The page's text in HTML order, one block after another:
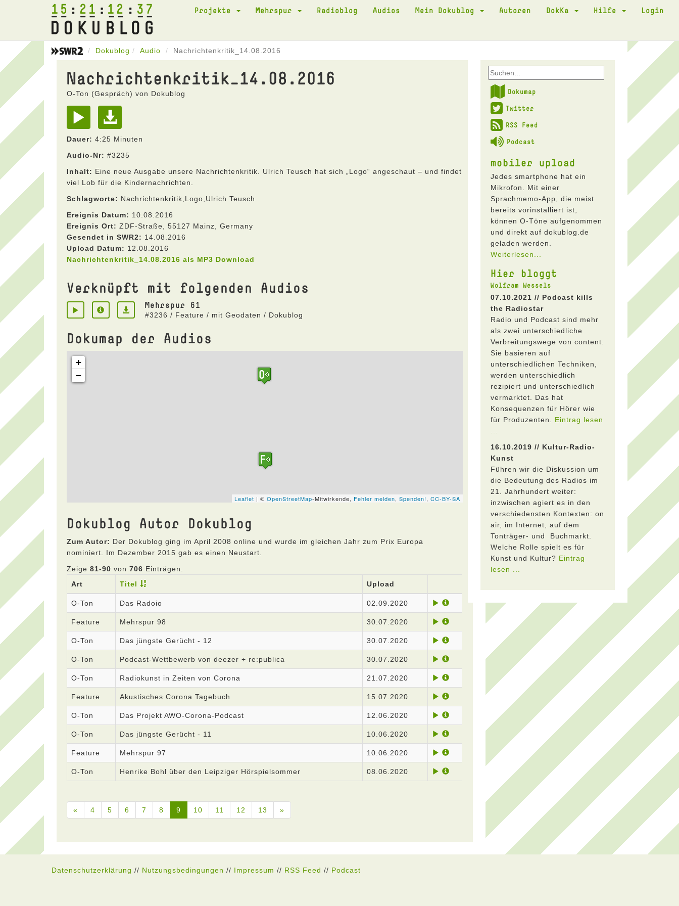
15 21 12 37 Projekte Mehrspur Radioblog Audios Mein Dokublog Autoren DokKa Hilfe Login
Dokublog Audio Nachrichtenkritik_14.08.2016
Nachrichtenkritik_14.08.2016
O-Ton (Gespräch) von Dokublog
Dauer: 4:25 Minuten
Audio-Nr: #3235
Inhalt: Eine neue Ausgabe unsere Nachrichtenkritik. Ulrich Teusch hat sich „Logo“ angeschaut – und findet
viel Lob für die Kindernachrichten.
Schlagworte: Nachrichtenkritik,Logo,Ulrich Teusch
Ereignis Datum: 10.08.2016
Ereignis Ort: ZDF-Straße, 55127 Mainz, Germany
Gesendet in SWR2: 14.08.2016
Upload Datum: 12.08.2016
Nachrichtenkritik_14.08.2016 als MP3 Download
Verknüpft mit folgenden Audios
Mehrspur 61
#3236 / Feature / mit Geodaten / Dokublog
Dokumap der Audios
Dokublog Autor Dokublog
Zum Autor: Der Dokublog ging im April 2008 online und wurde im gleichen Jahr zum Prix Europa
nominiert. Im Dezember 2015 gab es einen Neustart.
Zeige 81-90 von 706 Einträgen.
Art
Titel Upload
O-Ton Das Radoio 02.09.2020
Feature Mehrspur 98 30.07.2020
O-Ton Das jüngste Gerücht - 12 30.07.2020
O-Ton Podcast-Wettbewerb von deezer + re:publica 30.07.2020
O-Ton Radiokunst in Zeiten von Corona 21.07.2020
Feature Akustisches Corona Tagebuch 15.07.2020
O-Ton Das Projekt AWO-Corona-Podcast 12.06.2020
O-Ton Das jüngste Gerücht - 11 10.06.2020
Feature Mehrspur 97 10.06.2020
O-Ton Henrike Bohl über den Leipziger Hörspielsommer 08.06.2020
« 4 5 6 7 8 9 10 11 12 13 »
Dokumap
Twitter
RSS Feed
Podcast
mobiler upload
Jedes smartphone hat ein
Mikrofon. Mit einer
Sprachmemo-App, die meist
bereits vorinstalliert ist,
können O-Töne aufgenommen
und direkt auf dokublog.de
geladen werden.
Weiterlesen...
Hier bloggt
Wolfram Wessels
07.10.2021 // Podcast kills
the Radiostar
Radio und Podcast sind mehr
als zwei unterschiedliche
Verbreitungswege von content.
Sie basieren auf
unterschiedlichen Techniken,
werden unterschiedlich
rezipiert und unterschiedlich
vermarktet. Das hat
Konsequenzen für Hörer wie
für Produzenten. Eintrag lesen
16.10.2019 // Kultur-Radio-
Kunst
Führen wir die Diskussion um
die Bedeutung des Radios im
21. Jahrhundert weiter:
inzwischen agiert es in den
verschiedensten Kontexten: on
air, im Internet, auf dem
Tonträger- und Buchmarkt.
Welche Rolle spielt es für
Kunst und Kultur? Eintrag
lesen ...
Datenschutzerklärung // Nutzungsbedingungen // Impressum // RSS Feed // Podcast